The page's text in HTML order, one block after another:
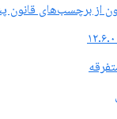
از برچسب‌های قانون